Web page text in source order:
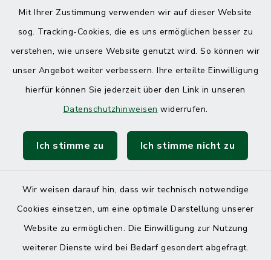
Mit Ihrer Zustimmung verwenden wir auf dieser Website
sog. Tracking-Cookies, die es uns ermöglichen besser zu
verstehen, wie unsere Website genutzt wird. So können wir
unser Angebot weiter verbessern. Ihre erteilte Einwilligung
hierfür können Sie jederzeit über den Link in unseren
Datenschutzhinweisen widerrufen.
Ich stimme zu Ich stimme nicht zu
Wir weisen darauf hin, dass wir technisch notwendige
Cookies einsetzen, um eine optimale Darstellung unserer
Website zu ermöglichen. Die Einwilligung zur Nutzung
weiterer Dienste wird bei Bedarf gesondert abgefragt.
Kontakt
Datenschutz
Impressum